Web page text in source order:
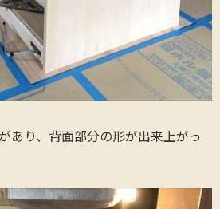
あり、背面部分の形が出来上がっ